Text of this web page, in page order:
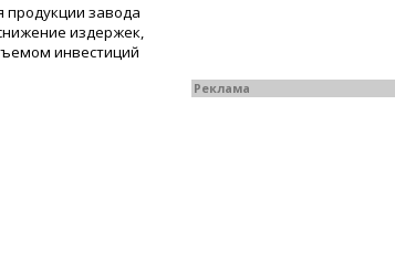
продукции завода
издержек,
инвестиций
Реклама